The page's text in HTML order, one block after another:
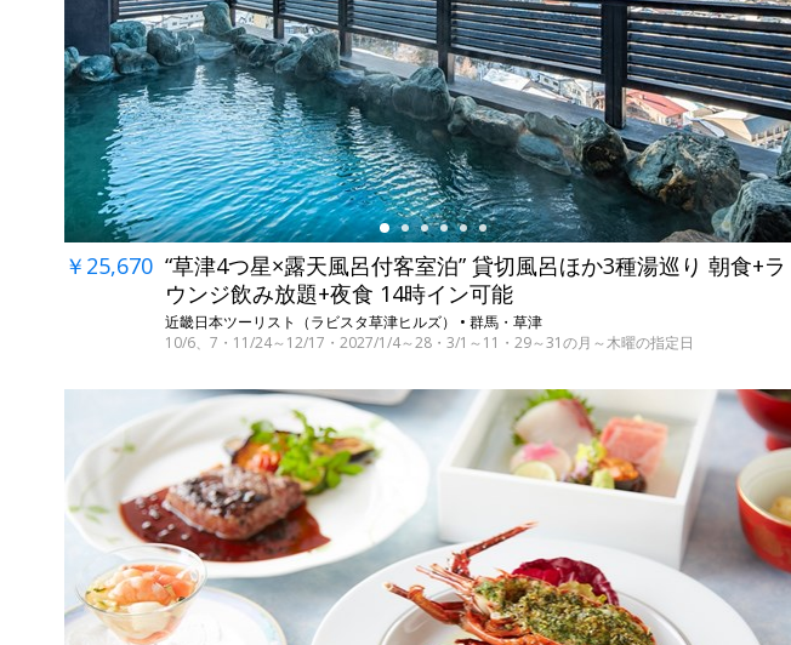
←
￥25,670 “草津4つ星×露天風呂付客室泊” 貸切風呂ほか3種湯巡り 朝食+ラ
ウンジ飲み放題+夜食 14時イン可能
近畿日本ツーリスト（ラビスタ草津ヒルズ） • 群馬・草津
10/6、7・11/24～12/17・2027/1/4～28・3/1～11・29～31の月～木曜の指定日